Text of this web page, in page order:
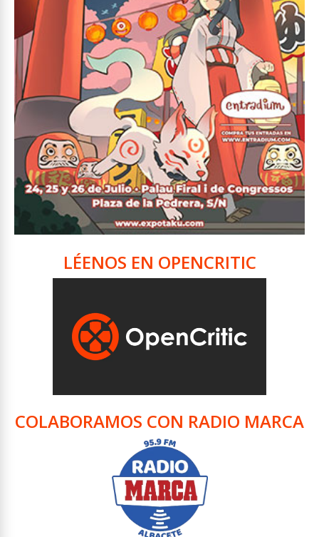
LÉENOS EN OPENCRITIC
COLABORAMOS CON RADIO MARCA